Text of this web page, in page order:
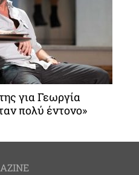
για Γεωργία
πολύ έντονο»